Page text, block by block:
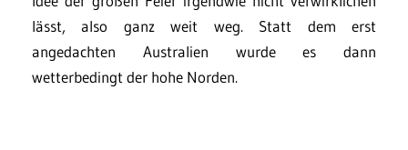
lässt, also ganz weit weg. Statt dem erst
angedachten Australien wurde es dann
wetterbedingt der hohe Norden.